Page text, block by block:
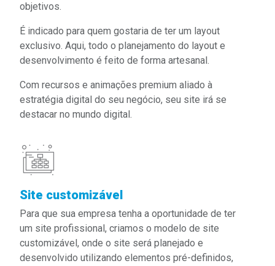
objetivos.
É indicado para quem gostaria de ter um layout
exclusivo. Aqui, todo o planejamento do layout e
desenvolvimento é feito de forma artesanal.
Com recursos e animações premium aliado à
estratégia digital do seu negócio, seu site irá se
destacar no mundo digital.
Site customizável
Para que sua empresa tenha a oportunidade de ter
um site profissional, criamos o modelo de site
customizável, onde o site será planejado e
desenvolvido utilizando elementos pré-definidos,